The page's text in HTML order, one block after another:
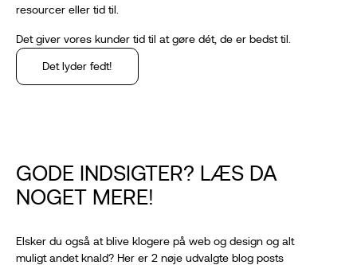
resourcer eller tid til.
Det giver vores kunder tid til at gøre dét, de er bedst til.
Det lyder fedt!
GODE INDSIGTER? LÆS DA
NOGET MERE!
Elsker du også at blive klogere på web og design og alt
muligt andet knald? Her er 2 nøje udvalgte blog posts